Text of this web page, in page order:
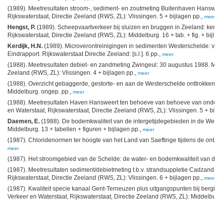
(1989). Meetresultaten stroom-, sediment- en zoutmeting Buitenhaven
Rijkswaterstaat, Directie Zeeland (RWS, ZL): Vlissingen. 5 + bijlagen pp.,
meer
Hengst, P. (1989). Scheepvaartverkeer bij sluizen en bruggen in Zeeland:
Rijkswaterstaat, Directie Zeeland (RWS, ZL): Middelburg. 16 + tab. + fig. + bijl.
Kerdijk, H.N. (1989). Microverontreinigingen in sedimenten Westerschelde:
Eindrapport. Rijkswaterstaat Directie Zeeland: [s.l.]. 6 pp.,
meer
(1988). Meetresultaten debiet- en zandmeting Zwingeul: 30 augustus 1988.
Zeeland (RWS, ZL): Vlissingen. 4 + bijlagen pp.,
meer
(1988). Overzicht gebaggerde, gestorte- en aan de Westerschelde onttrokken
Middelburg. ongep. pp.,
meer
(1988). Meetresultaten Haven Hansweert ten behoeve van behoeve van
en Waterstaat, Rijkswaterstaat, Directie Zeeland (RWS, ZL): Vlissingen. 5 +
Daemen, E. (1988). De bodemkwaliteit van de intergetijdegebieden in de
Middelburg. 13 + tabellen + figuren + bijlagen pp.,
meer
(1987). Chloridenormen ter hoogte van het Land van Saeftinge tijdens de
meer
(1987). Het stroomgebied van de Schelde: de water- en bodemkwaliteit van
(1987). Meetresultaten sediment/debietmeting t.b.v. strandsuppletie Cadzand:
Rijkswaterstaat, Directie Zeeland (RWS, ZL): Vlissingen. 6 + bijlagen pp.,
meer
(1987). Kwaliteit specie kanaal Gent-Terneuzen plus uitgangspunten bij
Verkeer en Waterstaat, Rijkswaterstaat, Directie Zeeland (RWS, ZL):